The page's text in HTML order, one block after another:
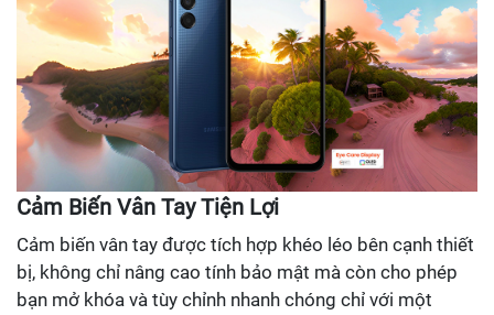
Cảm Biến Vân Tay Tiện Lợi
Cảm biến vân tay được tích hợp khéo léo bên cạnh thiết
bị, không chỉ nâng cao tính bảo mật mà còn cho phép
bạn mở khóa và tùy chỉnh nhanh chóng chỉ với một